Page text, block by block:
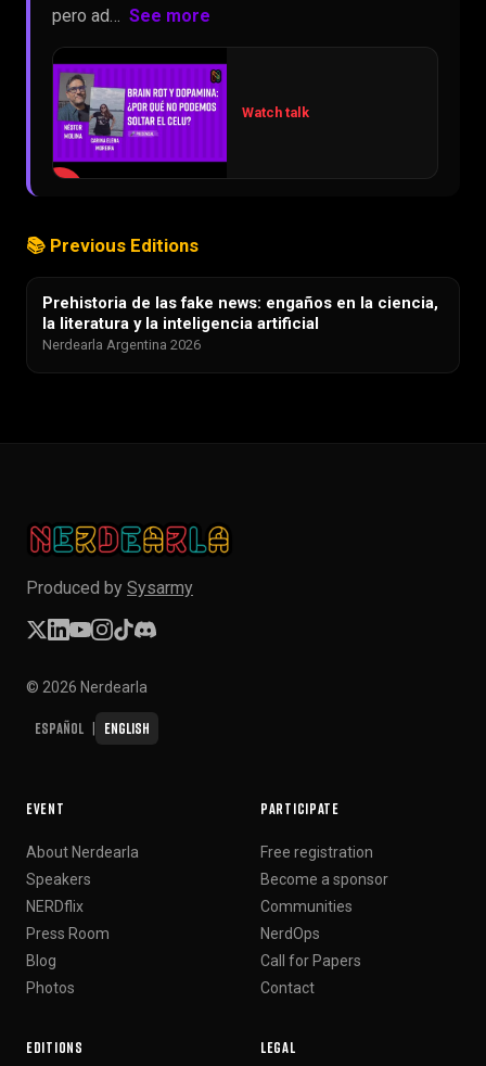
pero ad… See more
Watch talk
📚 Previous Editions
Prehistoria de las fake news: engaños en la ciencia,
la literatura y la inteligencia artificial
Nerdearla Argentina 2026
Produced by Sysarmy
© 2026 Nerdearla
Español English
EVENT
About Nerdearla
Speakers
NERDflix
Press Room
Blog
Photos
PARTICIPATE
Free registration
Become a sponsor
Communities
NerdOps
Call for Papers
Contact
EDITIONS LEGAL